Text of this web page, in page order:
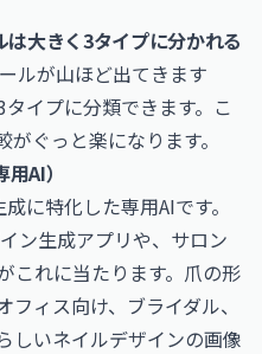
大きく3タイプに分かれる
ルが山ほど出てきます
イプに分類できます。こ
ぐっと楽になります。
AI）
に特化した専用AIです。
ン生成アプリや、サロン
これに当たります。爪の形
ィス向け、ブライダル、
しいネイルデザインの画像